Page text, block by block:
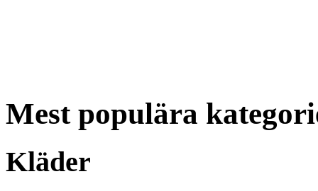
Mest populära
Kläder